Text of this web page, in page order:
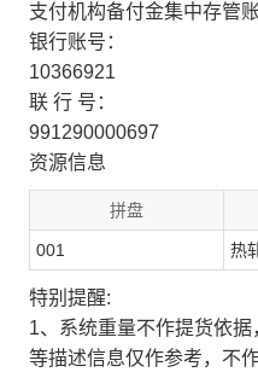
支付机构备付金集中存管
银行账号：
10366921
联 行 号：
991290000697
资源信息
拼盘
001 热
特别提醒:
1、系统重量不作提货依
等描述信息仅作参考，不